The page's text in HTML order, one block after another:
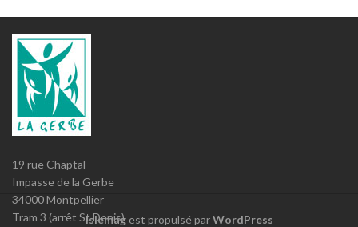
19 rue Chaptal
Impasse de la Gerbe
34000 Montpellier
Tram 3 (arrêt St Denis)
Islemagest propulsé parWordPress